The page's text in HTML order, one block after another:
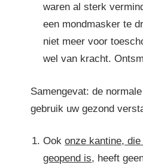
waren al sterk
een mondmasker te
niet meer voor
wel van kracht.
Samengevat: de
gebruik uw gezond
Ookonze kantine,
geopend is, heeft